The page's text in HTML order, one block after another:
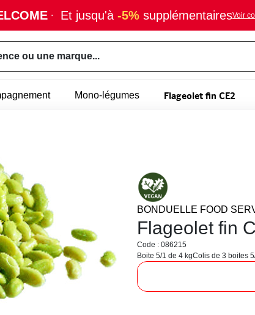
· Et jusqu'à -5% supplémentairesVoir
ou une marque...
Mono-légumes Flageolet fin CE2
BONDUELLE FOOD
Flageolet fin
Code : 086215
Boite 5/1 de 4 kgColis de 3 boites